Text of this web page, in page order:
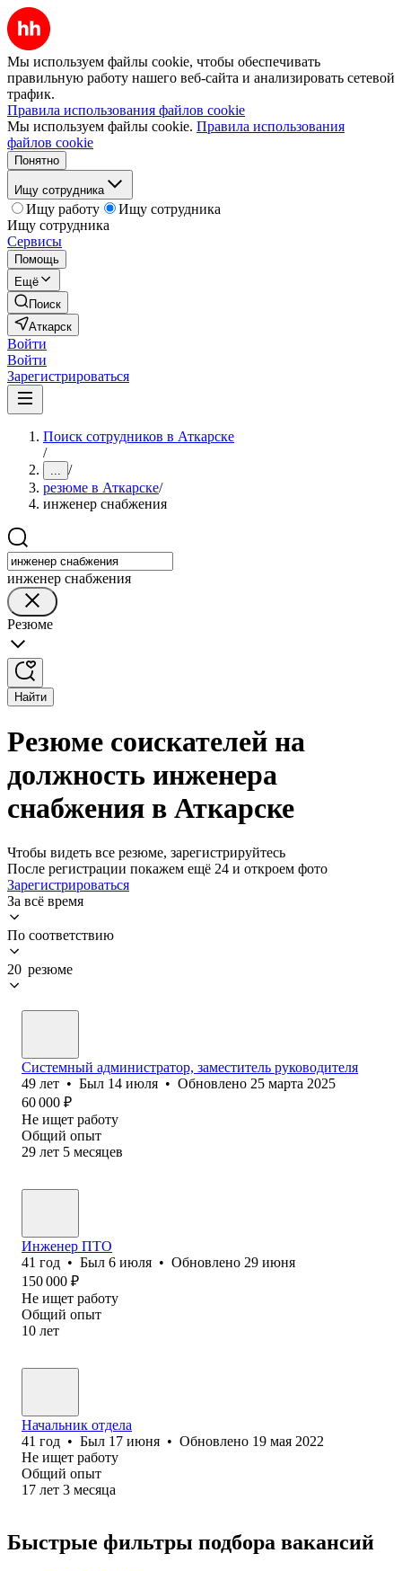
Мы используем файлы cookie, чтобы обеспечивать
правильную работу нашего веб-сайта и анализировать сетевой
трафик.
Правила использования файлов cookie
Мы используем файлы cookie. Правила использования
файлов cookie
Понятно
Ищу сотрудника
Ищу работу
Ищу сотрудника
Ищу сотрудника
Сервисы
Помощь
Ещё
Поиск
Аткарск
Войти
Войти
Зарегистрироваться
Поиск сотрудников в Аткарске
/
... /
резюме в Аткарске/
инженер снабжения
инженер снабжения
Резюме
Найти
Резюме соискателей на
должность инженера
снабжения в Аткарске
Чтобы видеть все резюме, зарегистрируйтесь
После регистрации покажем ещё 24 и откроем фото
Зарегистрироваться
За всё время
По соответствию
20 резюме
Системный администратор, заместитель руководителя
49 лет • Был 14 июля • Обновлено 25 марта 2025
60 000 ₽
Не ищет работу
Общий опыт
29 лет 5 месяцев
Инженер ПТО
41 год • Был 6 июля • Обновлено 29 июня
150 000 ₽
Не ищет работу
Общий опыт
10 лет
Начальник отдела
41 год • Был 17 июня • Обновлено 19 мая 2022
Не ищет работу
Общий опыт
17 лет 3 месяца
Быстрые фильтры подбора вакансий